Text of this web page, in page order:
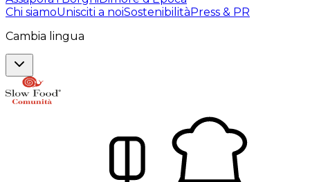
Chi siamoUnisciti a noiSostenibilitàPress & PR
Cambia lingua